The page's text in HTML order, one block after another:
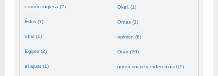
edición inglesa (2)
Édris (1)
effrit (1)
Egipto (2)
el ajuar (1)
Okel. (1)
Onías (1)
opinión (6)
Orán (20)
orden social y orden moral (1)